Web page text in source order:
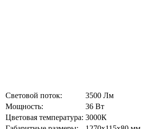
Световой поток:
3500 Лм
Мощность:
36 Вт
Цветовая температура: 3000К